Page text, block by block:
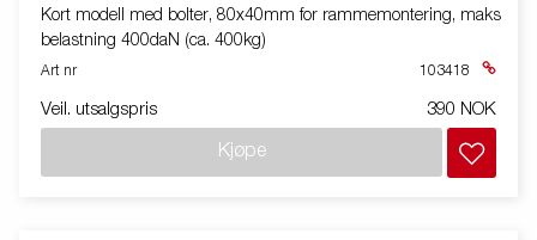
Kort modell med bolter, 80x40mm for rammemontering, maks
belastning 400daN (ca. 400kg)
Art nr 103418
Veil. utsalgspris 390 NOK
Kjøpe